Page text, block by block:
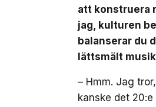
att konstruera
jag, kulturen
balanserar du
lättsmält
– Hmm. Jag
kanske det